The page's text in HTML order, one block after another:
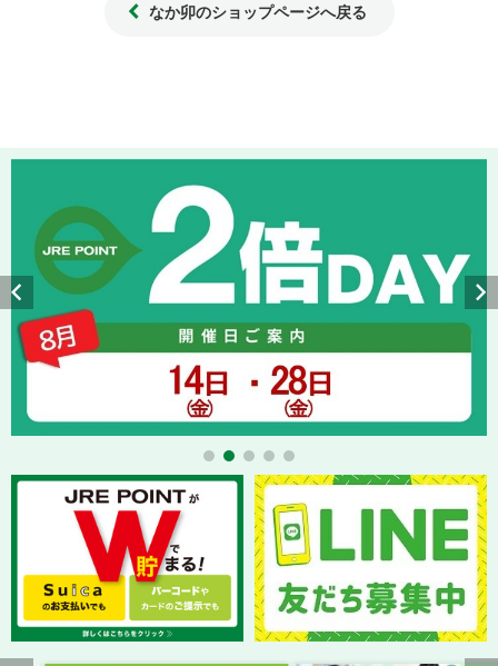
なか卯のショップページへ戻る